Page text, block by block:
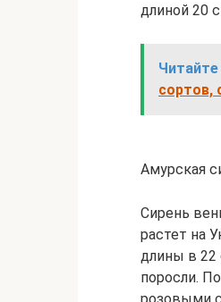
длиной 20
сортов,
Амурская
Сирень
растет на
длины в 22
поросли.
розовыми